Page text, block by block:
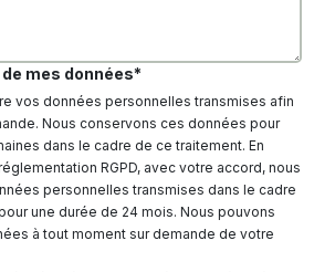
mes données*
vos données personnelles transmises afin
Nous conservons ces données pour
dans le cadre de ce traitement. En
RGPD, avec votre accord, nous
personnelles transmises dans le cadre
une durée de 24 mois. Nous pouvons
à tout moment sur demande de votre